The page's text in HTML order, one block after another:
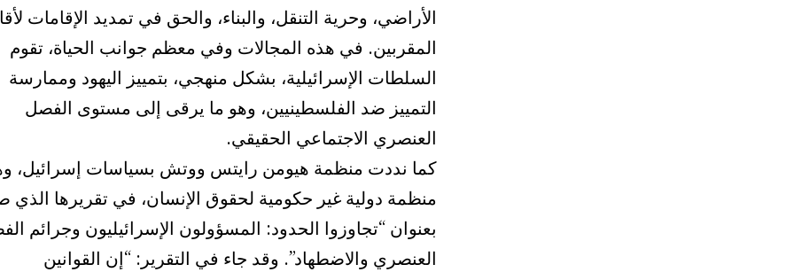
الأراضي، وحرية التنقل، والبناء، والحق في تمديد الإقامات
المقربين. في هذه المجالات وفي معظم جوانب الحياة، تقوم
السلطات الإسرائيلية، بشكل منهجي، بتمييز اليهود وممارسة
التمييز ضد الفلسطينيين، وهو ما يرقى إلى مستوى الفصل
العنصري الاجتماعي الحقيقي.
كما نددت منظمة هيومن رايتس ووتش بسياسات إسرائيل،
منظمة دولية غير حكومية لحقوق الإنسان، في تقريرها الذي
بعنوان “تجاوزوا الحدود: المسؤولون الإسرائيليون وجرائم
العنصري والاضطهاد”. وقد جاء في التقرير: “إن القوانين